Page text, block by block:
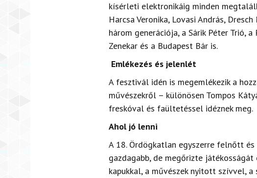
kísérleti elektronikáig minden
Harcsa Veronika, Lovasi András,
három generációja, a Sárik Péter Trió,
Zenekar és a Budapest Bár is.
Emlékezés és jelenlét
A fesztivál idén is megemlékezik a
művészekről – különösen Tompos
freskóval és faültetéssel idéznek meg.
Ahol jó lenni
A 18. Ördögkatlan egyszerre felnőtt és
gazdagabb, de megőrizte
kapukkal, a művészek nyitott szívvel, a